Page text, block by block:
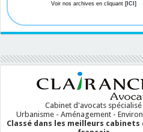
Voir nos archives en cliquant [ICI]
Cabinet d'avocats spécialisé
Urbanisme - Aménagement -
Classé dans les meilleurs cabinets